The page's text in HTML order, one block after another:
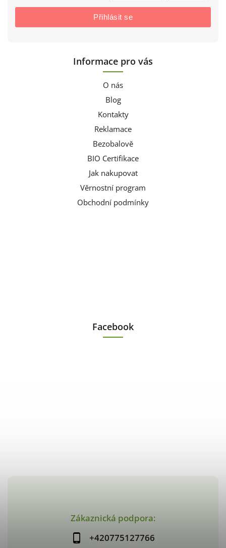
Zákaznická podpora:
+420775127766
Přihlásit se
Informace pro vás
O nás
Blog
Kontakty
Reklamace
Bezobalově
BIO Certifikace
Jak nakupovat
Věrnostní program
Obchodní podmínky
Facebook